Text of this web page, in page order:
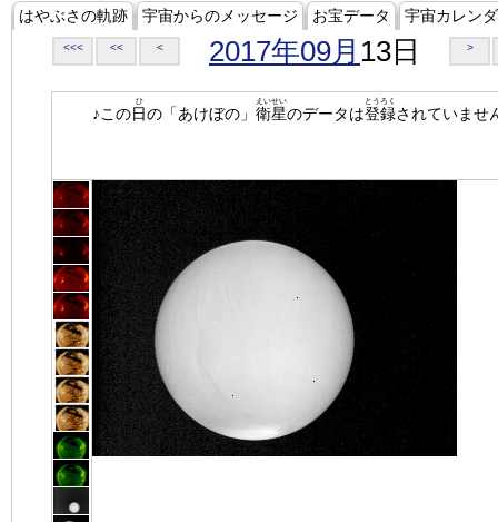
はやぶさの軌跡 宇宙からのメッセージ お宝データ 宇宙カレン
<<< << < 2017年09月 13日 >
♪この日
ひ
の「あけぼの」 衛星
えいせい
のデータは登録
とうろく
されていませ